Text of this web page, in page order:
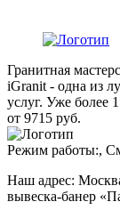
Гранитная
iGranit - одна из
услуг. Уже более
от 9715 руб.
Режим работы:,
Наш адрес:
вывеска-банер